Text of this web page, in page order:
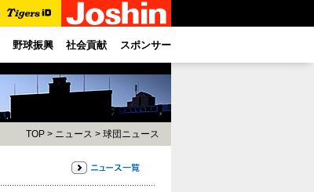
野球振興 社会貢献 スポンサー
TOP > ニュース > 球団ニュース